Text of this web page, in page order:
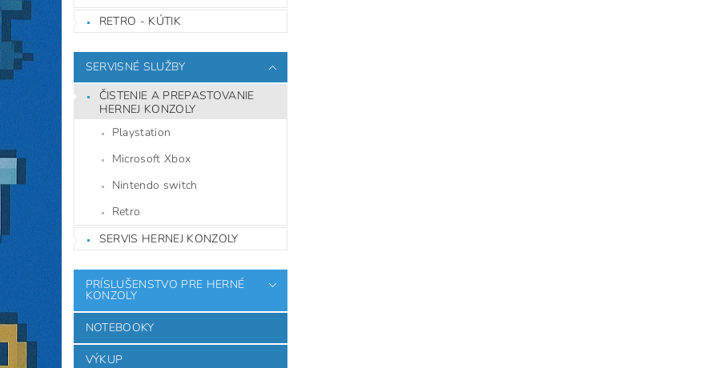
RETRO - KÚTIK
SERVISNÉ SLUŽBY
ČISTENIE A PREPASTOVANIE
HERNEJ KONZOLY
Playstation
Microsoft Xbox
Nintendo switch
Retro
SERVIS HERNEJ KONZOLY
PRÍSLUŠENSTVO PRE HERNÉ
KONZOLY
NOTEBOOKY
VÝKUP